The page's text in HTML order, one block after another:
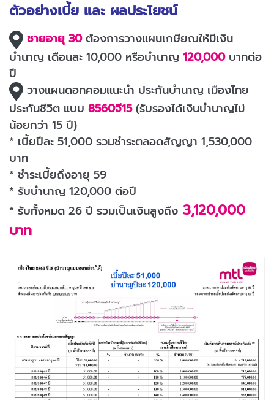
ตัวอย่างเบี้ย และ ผลประโยชน์
ชายอายุ 30ต้องการวางแผนเกษียณให้มีเงิน
บำนาญ เดือนละ 10,000 หรือบำนาญ 120,000 บาทต่อ
ปี
วางแผนดอทคอมแนะนำ ประกันบำนาญ เมืองไทย
ประกันชีวิต แบบ 8560จี15 (รับรองได้เงินบำนาญไม่
น้อยกว่า 15 ปี)
* เบี้ยปีละ 51,000 รวมชำระตลอดสัญญา 1,530,000
บาท
* ชำระเบี้ยถึงอายุ 59
* รับบำนาญ 120,000 ต่อปี
* รับทั้งหมด 26 ปี รวมเป็นเงินสูงถึง 3,120,000
บาท